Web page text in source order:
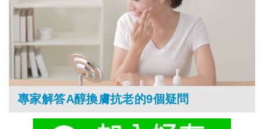
專家解答A醇換膚抗老的9個疑問